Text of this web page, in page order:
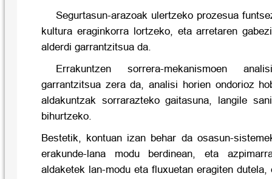
Segurtasun-arazoak ulertzeko prozesua
kultura eraginkorra lortzeko, eta arretaren
alderdi garrantzitsua da.
Errakuntzen sorrera-mekanismoen
garrantzitsua zera da, analisi horien ondorioz
aldakuntzak sorrarazteko gaitasuna, langile
bihurtzeko.
Bestetik, kontuan izan behar da osasun-
erakunde-lana modu berdinean, eta
aldaketek lan-modu eta fluxuetan eragiten